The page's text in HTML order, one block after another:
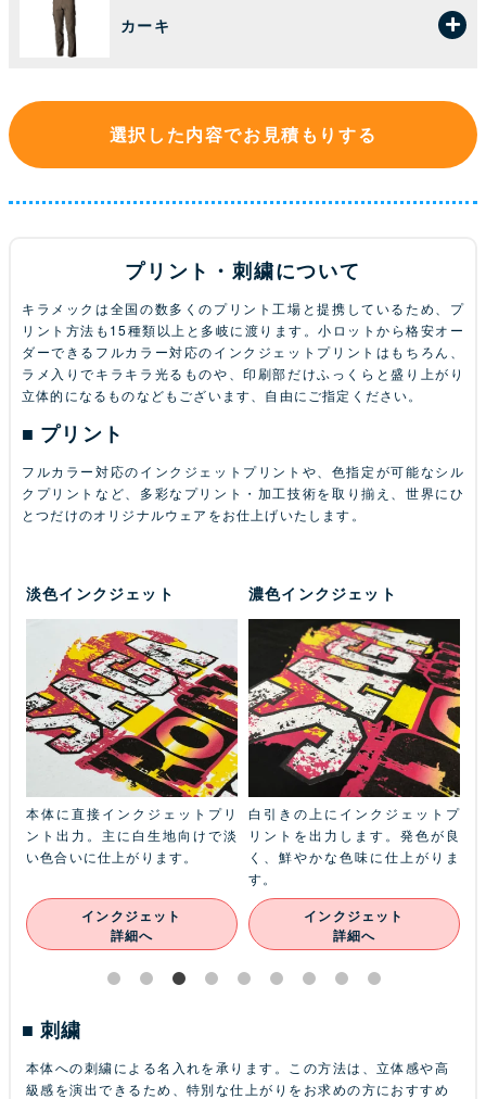
カーキ
選択した内容でお見積もりする
プリント・刺繍について
キラメックは全国の数多くのプリント工場と提携しているため、プ
リント方法も15種類以上と多岐に渡ります。小ロットから格安オー
ダーできるフルカラー対応のインクジェットプリントはもちろん、
ラメ入りでキラキラ光るものや、印刷部だけふっくらと盛り上がり
立体的になるものなどもございます、自由にご指定ください。
プリント
フルカラー対応のインクジェットプリントや、色指定が可能なシル
クプリントなど、多彩なプリント・加工技術を取り揃え、世界にひ
とつだけのオリジナルウェアをお仕上げいたします。
淡色インクジェット
本体に直接インクジェットプリ
ント出力。主に白生地向けで淡
い色合いに仕上がります。
インクジェット
詳細へ
濃色インクジェット
白引きの上にインクジェットプ
リントを出力します。発色が良
く、鮮やかな色味に仕上がりま
す。
インクジェット
詳細へ
刺繍
本体への刺繍による名入れを承ります。この方法は、立体感や高
級感を演出できるため、特別な仕上がりをお求めの方におすすめ